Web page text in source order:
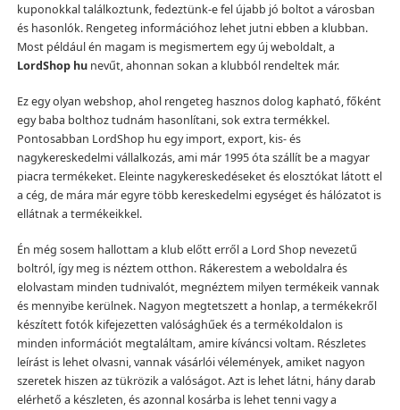
kuponokkal találkoztunk, fedeztünk-e fel újabb jó boltot a városban
és hasonlók. Rengeteg információhoz lehet jutni ebben a klubban.
Most például én magam is megismertem egy új weboldalt, a
LordShop hunevűt, ahonnan sokan a klubból rendeltek már.
Ez egy olyan webshop, ahol rengeteg hasznos dolog kapható, főként
egy baba bolthoz tudnám hasonlítani, sok extra termékkel.
Pontosabban LordShop hu egy import, export, kis- és
nagykereskedelmi vállalkozás, ami már 1995 óta szállít be a magyar
piacra termékeket. Eleinte nagykereskedéseket és elosztókat látott el
a cég, de mára már egyre több kereskedelmi egységet és hálózatot is
ellátnak a termékeikkel.
Én még sosem hallottam a klub előtt erről a Lord Shop nevezetű
boltról, így meg is néztem otthon. Rákerestem a weboldalra és
elolvastam minden tudnivalót, megnéztem milyen termékeik vannak
és mennyibe kerülnek. Nagyon megtetszett a honlap, a termékekről
készített fotók kifejezetten valósághűek és a termékoldalon is
minden információt megtaláltam, amire kíváncsi voltam. Részletes
leírást is lehet olvasni, vannak vásárlói vélemények, amiket nagyon
szeretek hiszen az tükrözik a valóságot. Azt is lehet látni, hány darab
elérhető a készleten, és azonnal kosárba is lehet tenni vagy a